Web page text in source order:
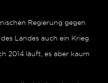
Regierung gegen
Landes auch ein Krieg
2014 läuft, es aber kaum